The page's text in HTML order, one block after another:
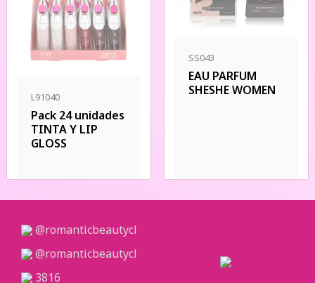
L91040
Pack 24 unidades
TINTA Y LIP
GLOSS
SS043
EAU PARFUM
SHESHE WOMEN
@romanticbeautycl
@romanticbeautycl
3816